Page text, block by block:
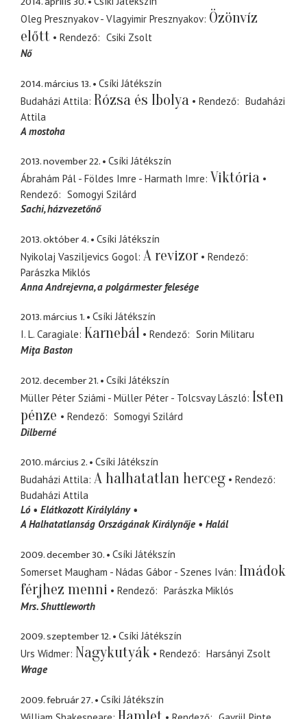
Oleg Presznyakov - Vlagyimir Presznyakov Özönvíz
előtt
Rendező
Csiki Zsolt
Nő
2014. március 13.
Csíki Játékszín
Budaházi Attila Rózsa és Ibolya Rendező
Budaházi
Attila
A mostoha
2013. november 22.
Csíki Játékszín
Ábrahám Pál - Földes Imre - Harmath Imre Viktória
Rendező
Somogyi Szilárd
Sachi házvezetőnő
2013. október 4.
Csíki Játékszín
Nyikolaj Vasziljevics Gogol A revizor
Rendező
Parászka Miklós
Anna Andrejevna a polgármester felesége
2013. március 1.
Csíki Játékszín
I. L. Caragiale Karnebál Rendező
Sorin Militaru
Miţa Baston
2012. december 21.
Csíki Játékszín
Müller Péter Sziámi - Müller Péter - Tolcsvay László Isten
pénze
Rendező
Somogyi Szilárd
Dilberné
2010. március 2.
Csíki Játékszín
Budaházi Attila A halhatatlan herceg
Rendező
Budaházi Attila
Ló
Elátkozott Királylány
A Halhatatlanság Országának Királynője
Halál
2009. december 30.
Csíki Játékszín
Somerset Maugham - Nádas Gábor - Szenes Iván Imádok
férjhez menni
Rendező
Parászka Miklós
Mrs. Shuttleworth
2009. szeptember 12.
Csíki Játékszín
Urs Widmer Nagykutyák Rendező
Harsányi Zsolt
Wrage
2009. február 27.
Csíki Játékszín